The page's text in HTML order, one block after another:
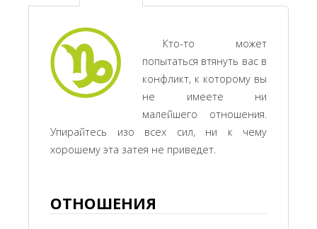
Кто-то может
попытаться втянуть вас в
конфликт, к которому вы
не имеете ни
малейшего отношения.
Упирайтесь изо всех сил, ни к чему
хорошему эта затея не приведет.
ОТНОШЕНИЯ